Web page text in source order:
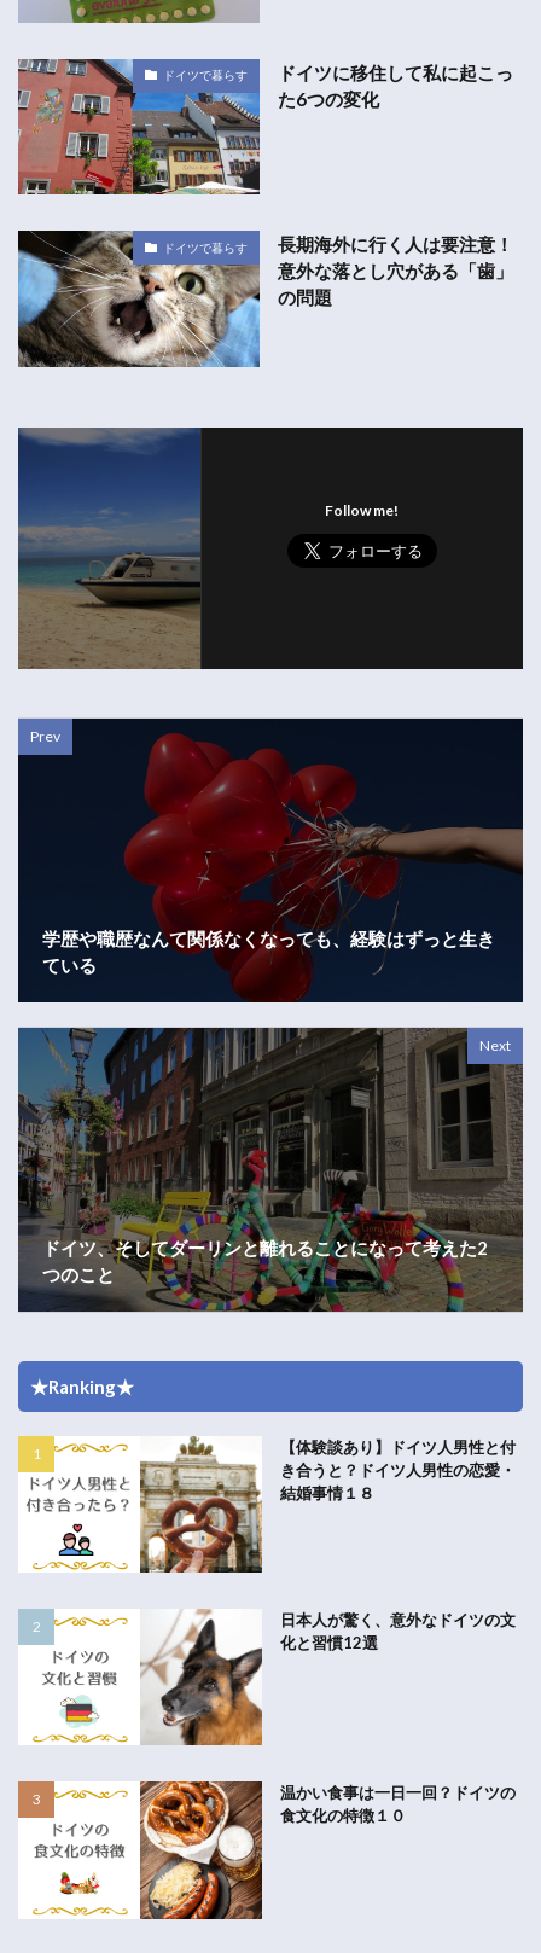
ドイツで暮らす
ドイツに移住して私に起こっ
た6つの変化
ドイツで暮らす
長期海外に行く人は要注意！
意外な落とし穴がある「歯」
の問題
Follow me!
Prev
学歴や職歴なんて関係なくなっても、経験はずっと生き
ている
Next
ドイツ、そしてダーリンと離れることになって考えた2
つのこと
★Ranking★
【体験談あり】ドイツ人男性と付
き合うと？ドイツ人男性の恋愛・
結婚事情１８
日本人が驚く、意外なドイツの文
化と習慣12選
温かい食事は一日一回？ドイツの
食文化の特徴１０